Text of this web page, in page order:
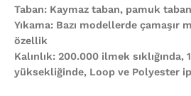
Taban: Kaymaz taban, pamuk
Yıkama: Bazı modellerde çamaşır
özellik
Kalınlık: 200.000 ilmek sıklığında,
yüksekliğinde, Loop ve Polyester